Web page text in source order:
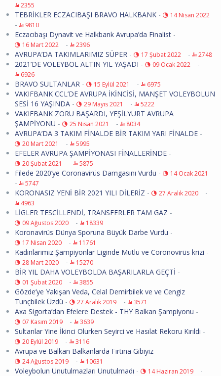
2355
TEBRİKLER ECZACIBAŞI BRAVO HALKBANK - 14 Nisan 2022
- 9810
Eczacıbaşı Dynavit ve Halkbank Avrupa’da Finalist -
16 Mart 2022 - 2396
AVRUPA’DA TAKIMLARIMIZ SÜPER - 17 Şubat 2022 - 2748
2021’DE VOLEYBOL ALTIN YIL YAŞADI - 09 Ocak 2022 -
6926
BRAVO SULTANLAR - 15 Eylül 2021 - 6975
VAKIFBANK CCL’DE AVRUPA İKİNCİSİ, MANŞET VOLEYBOLUN
SESİ 16 YAŞINDA - 29 Mayıs 2021 - 5222
VAKIFBANK ZORU BAŞARDI, YEŞİLYURT AVRUPA
ŞAMPİYONU - 25 Nisan 2021 - 8034
AVRUPA’DA 3 TAKIM FİNALDE BİR TAKIM YARI FİNALDE -
20 Mart 2021 - 5995
EFELER AVRUPA ŞAMPİYONASI FİNALLERİNDE -
20 Şubat 2021 - 5875
Filede 2020’ye Coronavirüs Damgasını Vurdu - 14 Ocak 2021
- 5747
KORONASIZ YENİ BİR 2021 YILI DİLERİZ - 27 Aralık 2020 -
4963
LİGLER TESCİLLENDİ, TRANSFERLER TAM GAZ -
09 Ağustos 2020 - 18339
Koronavirüs Dünya Sporuna Büyük Darbe Vurdu -
17 Nisan 2020 - 11761
Kadınlarımız Şampiyonlar Liginde Mutlu ve Coronovirüs krizi -
28 Mart 2020 - 15270
BİR YIL DAHA VOLEYBOLDA BAŞARILARLA GEÇTİ -
01 Şubat 2020 - 3855
Gözde’ye Yakışan Veda, Celal Demirbilek ve ve Cengiz
Tunçbilek Üzdü - 27 Aralık 2019 - 3571
Axa Sigorta’dan Efelere Destek - THY Balkan Şampiyonu -
07 Kasım 2019 - 3639
Sultanlar Yine İkinci Olurken Seyirci ve Hasılat Rekoru Kırıldı -
20 Eylül 2019 - 3116
Avrupa ve Balkan Balkanlarda Fırtına Gibiyiz -
24 Ağustos 2019 - 10631
Voleybolun Unutulmazları Unutulmadı - 14 Haziran 2019 -